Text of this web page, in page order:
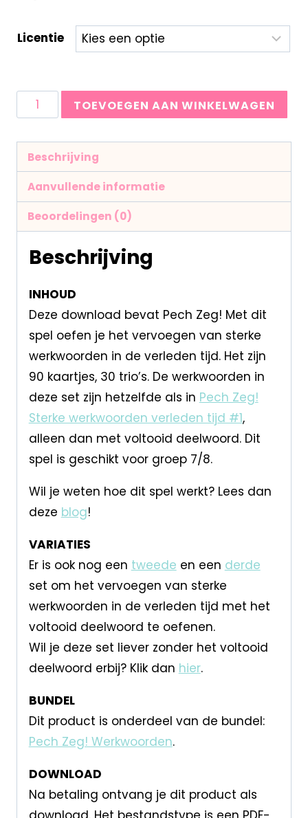
Licentie
TOEVOEGEN AAN WINKELWAGEN
Beschrijving
Aanvullende informatie
Beoordelingen (0)
Beschrijving
INHOUD
Deze download bevat Pech Zeg! Met dit
spel oefen je het vervoegen van sterke
werkwoorden in de verleden tijd. Het zijn
90 kaartjes, 30 trio’s. De werkwoorden in
deze set zijn hetzelfde als in Pech Zeg!
Sterke werkwoorden verleden tijd #1,
alleen dan met voltooid deelwoord. Dit
spel is geschikt voor groep 7/8.
Wil je weten hoe dit spel werkt? Lees dan
deze blog!
VARIATIES
Er is ook nog een tweede en een derde
set om het vervoegen van sterke
werkwoorden in de verleden tijd met het
voltooid deelwoord te oefenen.
Wil je deze set liever zonder het voltooid
deelwoord erbij? Klik dan hier.
BUNDEL
Dit product is onderdeel van de bundel:
Pech Zeg! Werkwoorden.
DOWNLOAD
Na betaling ontvang je dit product als